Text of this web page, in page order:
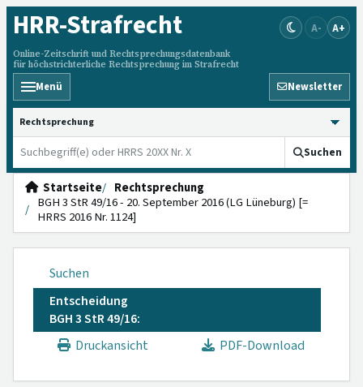
HRR-Strafrecht
Online-Zeitschrift und Rechtsprechungsdatenbank
für höchstrichterliche Rechtsprechung im Strafrecht
A- A+
Menü Newsletter
HRRS durchsuchen
Suchen
Startseite
Rechtsprechung
BGH 3 StR 49/16 - 20. September 2016 (LG Lüneburg) [=
HRRS 2016 Nr. 1124]
Suchen
Entscheidung
BGH 3 StR 49/16:
Druckansicht
PDF-Download